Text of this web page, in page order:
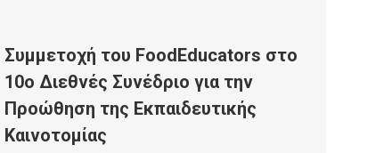
Συμμετοχή του FoodEducators στο
10ο Διεθνές Συνέδριο για την
Προώθηση της Εκπαιδευτικής
Καινοτομίας